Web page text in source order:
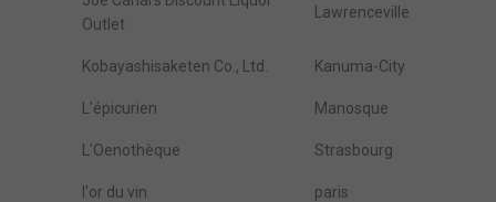
Outlet
Lawrenceville
Kobayashisaketen Co., Ltd. Kanuma-City
L'épicurien Manosque
L'Oenothèque Strasbourg
l'or du vin paris